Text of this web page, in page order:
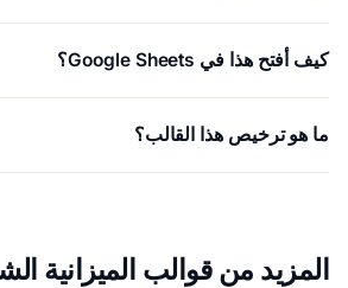
كيف أفتح هذا في Google Sheets؟
ما هو ترخيص هذا القالب؟
المزيد من قوالب الميزانية